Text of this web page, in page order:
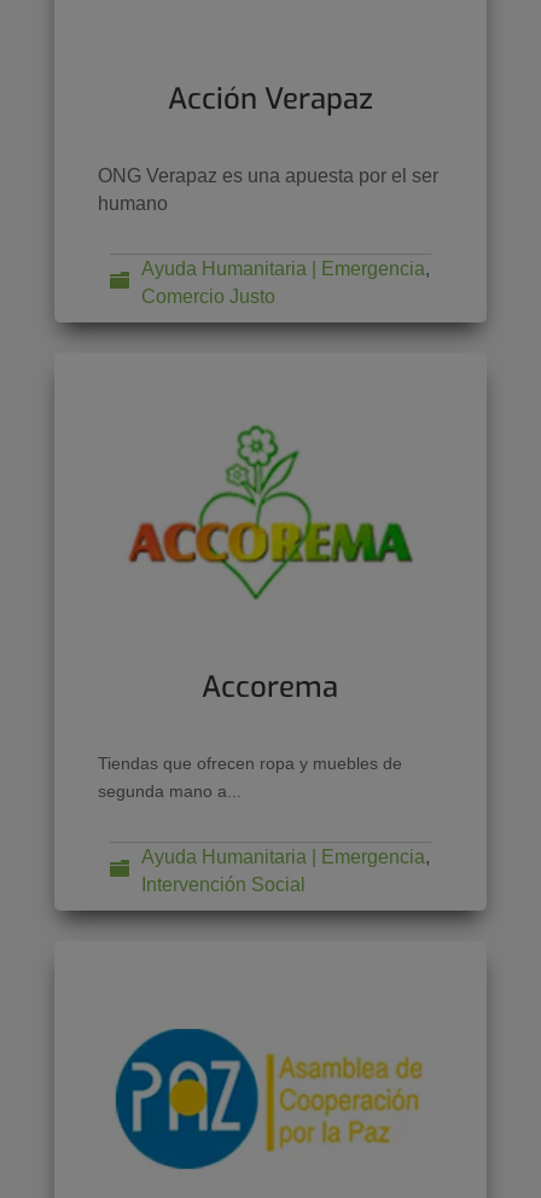
Acción Verapaz
ONG Verapaz es una apuesta por el ser
humano
Ayuda Humanitaria | Emergencia,
Comercio Justo
Accorema
Tiendas que ofrecen ropa y muebles de
segunda mano a...
Ayuda Humanitaria | Emergencia,
Intervención Social